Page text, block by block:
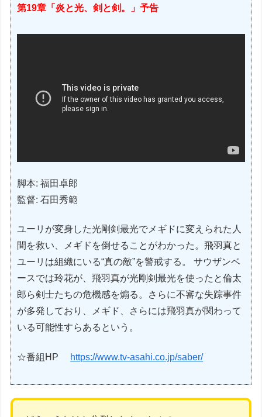
第19章「炎と光、剣と剣。」予告
脚本: 福田卓郎
監督: 石田秀範
ユーリが変身した光剛剣最光でメギドに変えられた人
間を救い、メギドを倒せることがわかった。飛羽真と
ユーリは組織にいる“真の敵”を警戒する。 サウザンベ
ースでは玲花が、飛羽真が光剛剣最光を使ったと倫太
郎ら剣士たちの危機感を煽る。さらに不審な失踪事件
が多発しており、メギド、さらには飛羽真が関わって
いる可能性すらあるという。
☆番組HP https://www.tv-asahi.co.jp/saber/